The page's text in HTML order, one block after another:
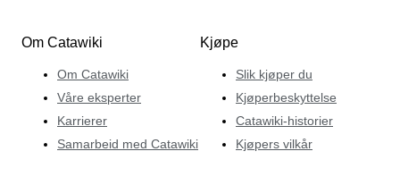
Om Catawiki
Om Catawiki
Våre eksperter
Karrierer
Samarbeid med Catawiki
Kjøpe
Slik kjøper du
Kjøperbeskyttelse
Catawiki-historier
Kjøpers vilkår